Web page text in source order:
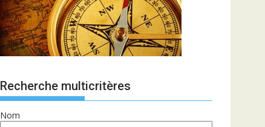
Recherche multicritères
Nom